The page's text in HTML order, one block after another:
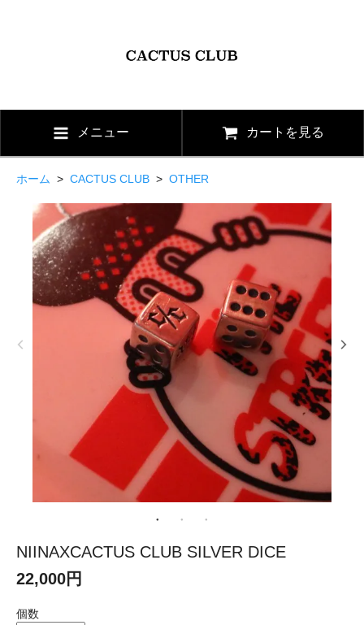
メニュー カートを見る
ホーム > CACTUS CLUB > OTHER
NIINAXCACTUS CLUB SILVER DICE
22,000円
個数